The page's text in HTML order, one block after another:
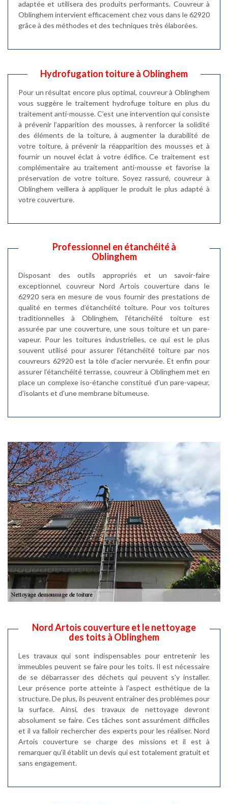
adaptée et utilisera des produits performants. Couvreur à
Oblinghem intervient efficacement chez vous dans le 62920
grâce à des méthodes et des techniques très élaborées.
Hydrofugation toiture à Oblinghem
Pour un résultat encore plus optimal, couvreur à Oblinghem
vous suggère le traitement hydrofuge toiture en plus du
traitement anti-mousse. C’est une intervention qui consiste
à prévenir l’apparition des mousses, à renforcer la solidité
des éléments de la toiture, à augmenter la durabilité de
votre toiture, à prévenir la réapparition des mousses et à
fournir un nouvel éclat à votre édifice. Ce traitement est
complémentaire au traitement anti-mousse et favorise la
préservation de votre toiture. Soyez rassuré, couvreur à
Oblinghem veillera à appliquer le produit le plus adapté à
votre couverture.
Professionnel en étanchéité à
Oblinghem
Disposant des outils appropriés et un savoir-faire
exceptionnel, couvreur Nord Artois couverture dans le
62920 sera en mesure de vous fournir des prestations de
qualité en termes d’étanchéité toiture. Pour vos toitures
traditionnelles à Oblinghem, l’étanchéité toiture est
assurée par une couverture, une sous toiture et un pare-
vapeur. Pour les toitures industrielles, ce qui est le plus
souvent utilisé pour assurer l’étanchéité toiture par nos
couvreurs 62920 est la tôle d’acier nervurée. Et enfin pour
assurer l’étanchéité terrasse, couvreur à Oblinghem met en
place un complexe iso-étanche constitué d’un pare-vapeur,
d’isolants et d’une membrane bitumeuse.
Nord Artois couverture et le nettoyage
des toits à Oblinghem
Les travaux qui sont indispensables pour entretenir les
immeubles peuvent se faire pour les toits. Il est nécessaire
de se débarrasser des déchets qui peuvent s'y installer.
Leur présence porte atteinte à l'aspect esthétique de la
structure. De plus, ils peuvent entraîner des problèmes pour
la surface. Ainsi, des travaux de nettoyage devront
absolument se faire. Ces tâches sont assurément difficiles
et il va falloir rechercher des experts pour les réaliser. Nord
Artois couverture se charge des missions et il est à
remarquer qu'il établit un devis qui est totalement gratuit et
sans engagement.